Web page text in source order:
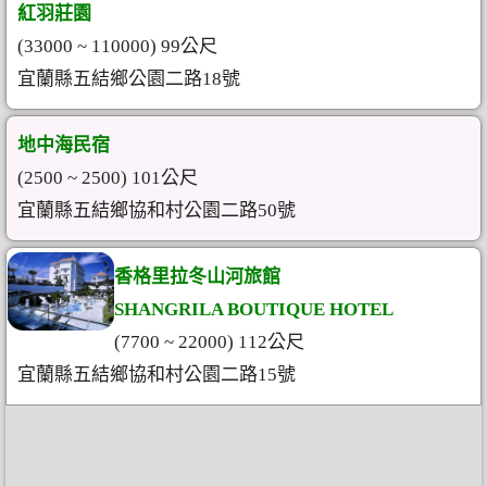
紅羽莊園
(33000 ~ 110000) 99公尺
宜蘭縣五結鄉公園二路18號
地中海民宿
(2500 ~ 2500) 101公尺
宜蘭縣五結鄉協和村公園二路50號
香格里拉冬山河旅館
SHANGRILA BOUTIQUE HOTEL
(7700 ~ 22000) 112公尺
宜蘭縣五結鄉協和村公園二路15號